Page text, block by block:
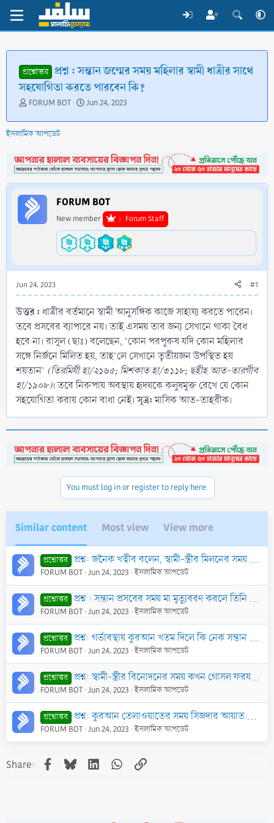
প্রশ্নোত্তর প্রশ্ন : সন্তান জন্মের সময় মহিলার স্বামী ধাত্রীর সাথে
সহযোগিতা করতে পারবেন কি?
T
r
e
d
s
t
a
r
t
FORUM BOT
S
a
d
a
t
e
Jun 24, 2023
ইসলামিক আপডেট
FORUM BOT
New member Forum Staff
Jun 24, 2023 #1
উত্তর : ধাত্রীর বর্তমানে স্বামী আনুসঙ্গিক কাজে সাহায্য করতে পারেন।
তবে প্রসবের ব্যাপারে নয়। তাই এসময় তার জন্য সেখানে থাকা বৈধ
হবে না। রাসূল (ছাঃ) বলেছেন, ‘কোন পরপুরুষ যদি কোন মহিলার
সঙ্গে নির্জনে মিলিত হয়, তাহ’লে সেখানে তৃতীয়জন উপস্থিত হয়
শয়তান’ (তিরমিযী হা/২১৬৫; মিশকাত হা/৩১১৮; ছহীহ আত-তারগীব
হা/১৯০৮)। তবে নিরুপায় অবস্থায় হৃদয়কে কলুষমুক্ত রেখে যে কোন
সহযোগিতা করায় কোন বাধা নেই।সূত্র:মাসিক আত-তাহরীক।
You must log in or register to reply here.
Similar content Most view View more
প্রশ্নোত্তর প্রশ্ন: জনৈক খত্বীব বলেন, স্বামী-স্ত্রীর মিলনের সময় পর্দা না করলে নাকি ফেরেশতাগণ লজ্জায় চলে যায় এবং শয়তান এসে হাযির হয়। তাদের সন্তান হলে শয়তান তাতে ভা
FORUM BOT Jun 24, 2023 ইসলামিক আপডেট
প্রশ্নোত্তর প্রশ্ন : সন্তান প্রসবের সময় মা মৃত্যুবরণ করলে তিনি কি শাহাদতের মর্যাদা লাভ করবেন?
FORUM BOT Jun 24, 2023 ইসলামিক আপডেট
প্রশ্নোত্তর প্রশ্ন: গর্ভাবস্থায় কুরআন খতম দিলে কি নেক সন্তান লাভ হয়? অথবা কী কী আমল করলে সুসন্তান লাভ করা যায়?
FORUM BOT Jun 24, 2023 ইসলামিক আপডেট
প্রশ্নোত্তর প্রশ্ন: স্বামী-স্ত্রীর বিনোদনের সময় কখন গোসল ফরয হয় আর কখন হয় না?
FORUM BOT Jun 24, 2023 ইসলামিক আপডেট
প্রশ্নোত্তর প্রশ্ন: কুরআন তেলাওয়াতের সময় সিজদার আয়াত আসলে কিভাবে সিজদা দিতে হবে?
FORUM BOT Jun 24, 2023 ইসলামিক আপডেট
Share: Facebook
BlueskyLinkedInWhatsApp
Link